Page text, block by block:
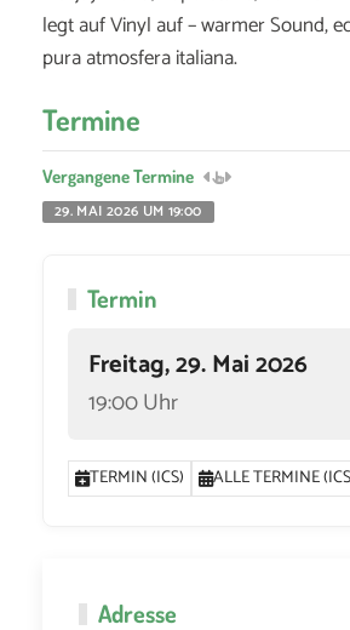
legt auf Vinyl auf – warmer Sound,
pura atmosfera italiana.
Termine
Vergangene Termine
29. MAI 2026 UM 19:00
Termin
Freitag, 29. Mai 2026
19:00 Uhr
TERMIN (ICS) ALLE TERMINE
Adresse